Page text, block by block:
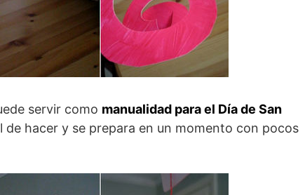
servir como manualidad para el Día de San
de hacer y se prepara en un momento con pocos